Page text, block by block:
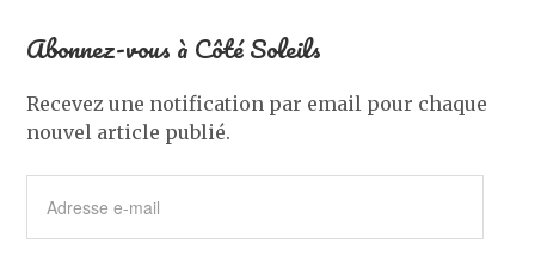
Abonnez-vous à Côté Soleils
Recevez une notification par email pour chaque
nouvel article publié.
mail